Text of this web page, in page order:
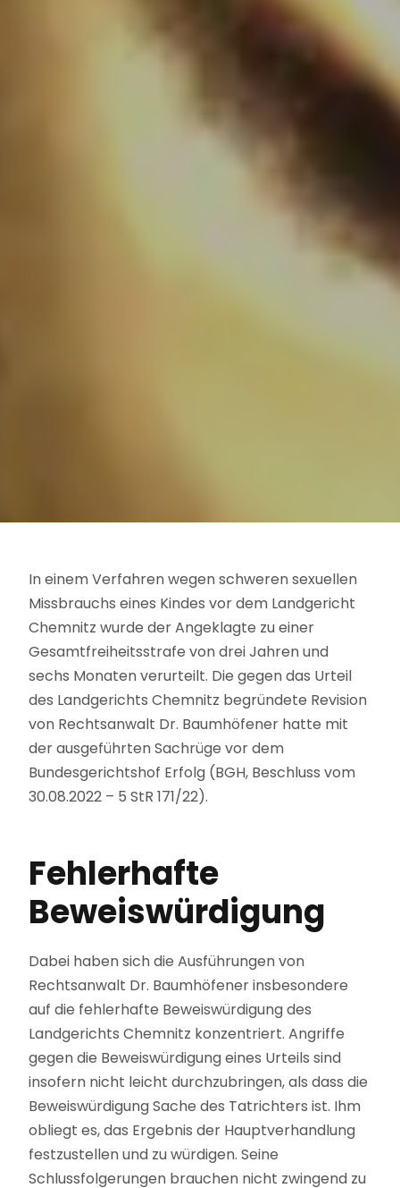
In einem Verfahren wegen schweren sexuellen
Missbrauchs eines Kindes vor dem Landgericht
Chemnitz wurde der Angeklagte zu einer
Gesamtfreiheitsstrafe von drei Jahren und
sechs Monaten verurteilt. Die gegen das Urteil
des Landgerichts Chemnitz begründete Revision
von Rechtsanwalt Dr. Baumhöfener hatte mit
der ausgeführten Sachrüge vor dem
Bundesgerichtshof Erfolg (BGH, Beschluss vom
30.08.2022 – 5 StR 171/22).
Fehlerhafte
Beweiswürdigung
Dabei haben sich die Ausführungen von
Rechtsanwalt Dr. Baumhöfener insbesondere
auf die fehlerhafte Beweiswürdigung des
Landgerichts Chemnitz konzentriert. Angriffe
gegen die Beweiswürdigung eines Urteils sind
insofern nicht leicht durchzubringen, als dass die
Beweiswürdigung Sache des Tatrichters ist. Ihm
obliegt es, das Ergebnis der Hauptverhandlung
festzustellen und zu würdigen. Seine
Schlussfolgerungen brauchen nicht zwingend zu